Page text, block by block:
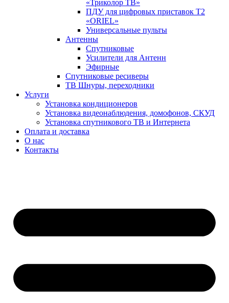
«Триколор ТВ»
ПДУ для цифровых приставок Т2
«ORIEL»
Универсальные пульты
Антенны
Спутниковые
Усилители для Антенн
Эфирные
Спутниковые ресиверы
ТВ Шнуры, переходники
Услуги
Установка кондиционеров
Установка видеонаблюдения, домофонов, СКУД
Установка спутникового ТВ и Интернета
Оплата и доставка
О нас
Контакты